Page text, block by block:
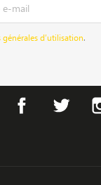
d’utilisation.
Facebook